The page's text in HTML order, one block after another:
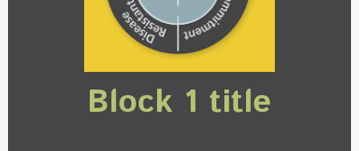
Block 1 title